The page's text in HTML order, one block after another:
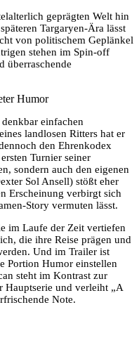
geprägten Welt hin
Targaryen-Ära lässt
von politischem Geplänkel
stehen im Spin-off
überraschende
Humor
einfachen
landlosen Ritters hat er
den Ehrenkodex
Turnier seiner
sondern auch den eigenen
Sol Ansell) stößt eher
Erscheinung verbirgt sich
Story vermuten lässt.
im Laufe der Zeit vertiefen
die ihre Reise prägen und
Und im Trailer ist
Portion Humor einstellen
steht im Kontrast zur
und verleiht „A
Note.